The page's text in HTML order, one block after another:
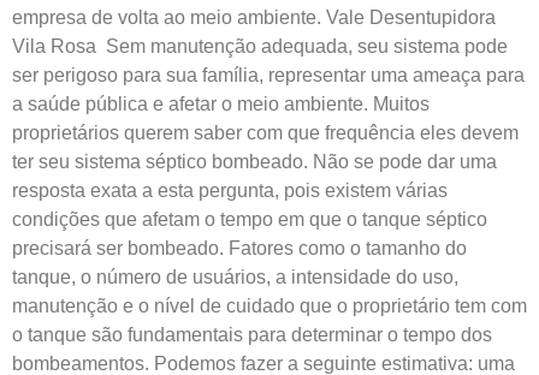
empresa de volta ao meio ambiente. Vale Desentupidora
Vila Rosa Sem manutenção adequada, seu sistema pode
ser perigoso para sua família, representar uma ameaça para
a saúde pública e afetar o meio ambiente. Muitos
proprietários querem saber com que frequência eles devem
ter seu sistema séptico bombeado. Não se pode dar uma
resposta exata a esta pergunta, pois existem várias
condições que afetam o tempo em que o tanque séptico
precisará ser bombeado. Fatores como o tamanho do
tanque, o número de usuários, a intensidade do uso,
manutenção e o nível de cuidado que o proprietário tem com
o tanque são fundamentais para determinar o tempo dos
bombeamentos. Podemos fazer a seguinte estimativa: uma